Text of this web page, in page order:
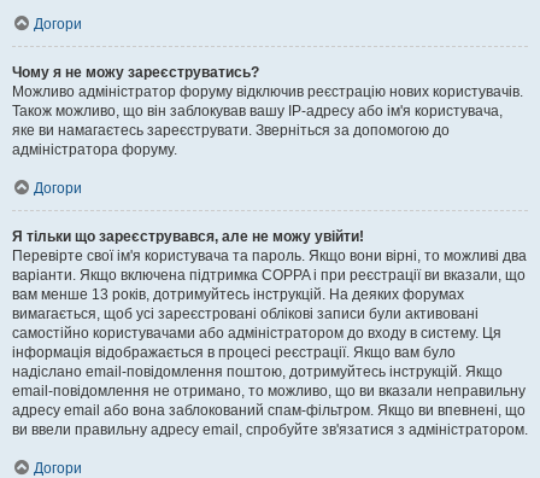
Догори
Чому я не можу зареєструватись?
Можливо адміністратор форуму відключив реєстрацію нових користувачів.
Також можливо, що він заблокував вашу IP-адресу або ім'я користувача,
яке ви намагаєтесь зареєструвати. Зверніться за допомогою до
адміністратора форуму.
Догори
Я тільки що зареєструвався, але не можу увійти!
Перевірте свої ім'я користувача та пароль. Якщо вони вірні, то можливі два
варіанти. Якщо включена підтримка COPPA і при реєстрації ви вказали, що
вам менше 13 років, дотримуйтесь інструкцій. На деяких форумах
вимагається, щоб усі зареєстровані облікові записи були активовані
самостійно користувачами або адміністратором до входу в систему. Ця
інформація відображається в процесі реєстрації. Якщо вам було
надіслано email-повідомлення поштою, дотримуйтесь інструкцій. Якщо
email-повідомлення не отримано, то можливо, що ви вказали неправильну
адресу email або вона заблокований спам-фільтром. Якщо ви впевнені, що
ви ввели правильну адресу email, спробуйте зв'язатися з адміністратором.
Догори